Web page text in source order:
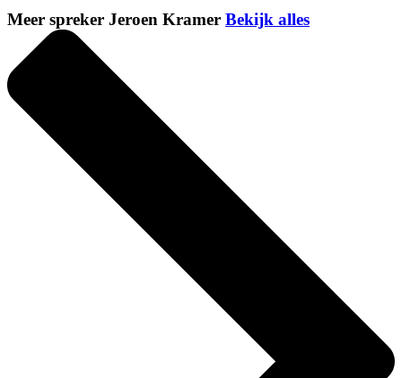
Meer spreker Jeroen Kramer Bekijk alles